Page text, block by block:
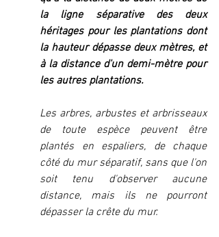
la ligne séparative des deux
héritages pour les plantations dont
la hauteur dépasse deux mètres, et
à la distance d'un demi-mètre pour
les autres plantations.
Les arbres, arbustes et arbrisseaux
de toute espèce peuvent être
plantés en espaliers, de chaque
côté du mur séparatif, sans que l'on
soit tenu d'observer aucune
distance, mais ils ne pourront
dépasser la crête du mur.